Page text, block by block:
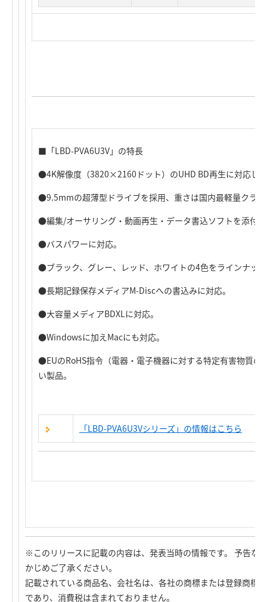
■「LBD-PVA6U3V」の特長
●4K解像度（3820×2160ドット）のUHD BD再生に対応し
●9.5mmの超薄型ドライブを採用、重さは国内最軽量クラ
●編集/オーサリング・動画再生・データ書込ソフトを添付。
●バスパワーに対応。
●ブラック、グレー、レッド、ホワイトの4色をラインナッ
●長期記録保存メディアM-Discへの書込みに対応。
●大容量メディアBDXLに対応。
●Windowsに加えMacにも対応。
●EUのRoHS指令（電器・電子機器に対する特定有害物質の
い製品。
「LBD-PVA6U3Vシリーズ」の情報はこちら
※このリリースに記載の内容は、発表当時の情報です。 予告な
かじめご了承ください。
記載されている商品名、会社名は、各社の商標または登録商標
であり、消費税は含まれておりません。